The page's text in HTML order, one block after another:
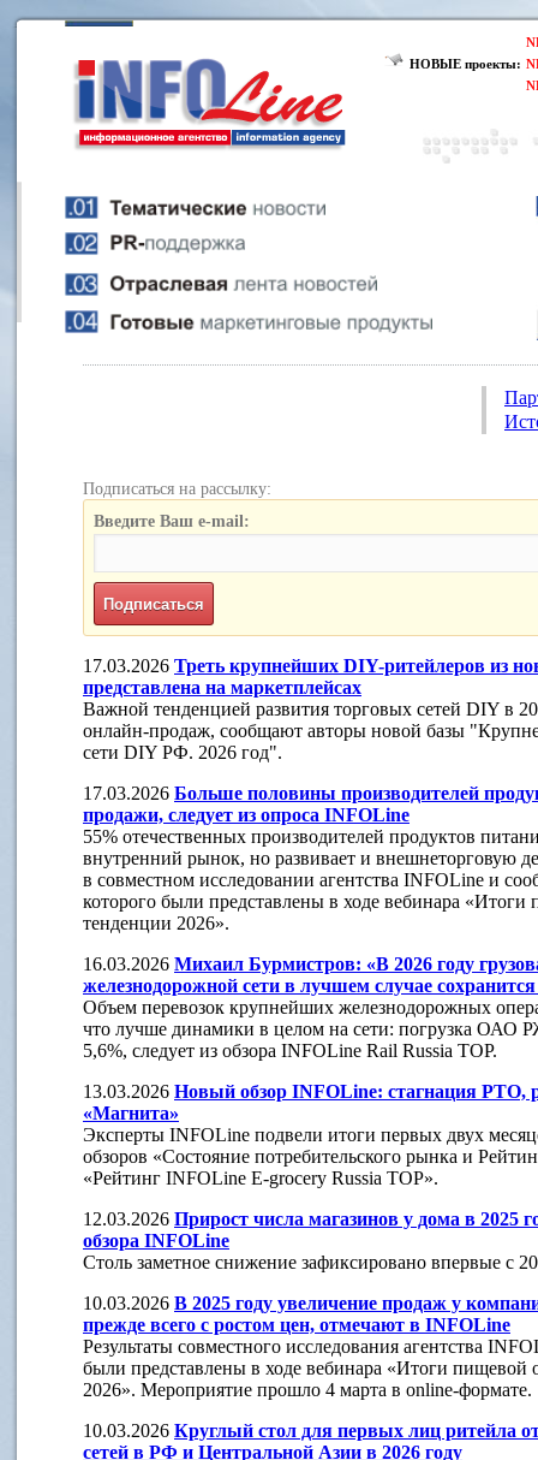
НОВЫЕ проекты:
Подписаться на рассылку:
Введите Ваш e-mail:
17.03.2026 Треть крупнейших DIY-ритейлеров из
представлена на маркетплейсах
Важной тенденцией развития торговых сетей DIY в
онлайн-продаж, сообщают авторы новой базы
сети DIY РФ. 2026 год".
17.03.2026 Больше половины производителей
продажи, следует из опроса INFOLine
55% отечественных производителей продуктов
внутренний рынок, но развивает и внешнеторговую
в совместном исследовании агентства INFOLine и
которого были представлены в ходе вебинара
тенденции 2026».
16.03.2026 Михаил Бурмистров: «В 2026 году
железнодорожной сети в лучшем случае
Объем перевозок крупнейших железнодорожных
что лучше динамики в целом на сети: погрузка ОАО
5,6%, следует из обзора INFOLine Rail Russia TOР.
13.03.2026 Новый обзор INFOLine: стагнация РТО,
«Магнита»
Эксперты INFOLine подвели итоги первых двух
обзоров «Состояние потребительского рынка и
«Рейтинг INFOLine E-grocery Russia TOP».
12.03.2026 Прирост числа магазинов у дома в 2025
обзора INFOLine
Столь заметное снижение зафиксировано впервые с
10.03.2026 В 2025 году увеличение продаж у
прежде всего с ростом цен, отмечают в INFOLine
Результаты совместного исследования агентства
были представлены в ходе вебинара «Итоги пищевой
2026». Мероприятие прошло 4 марта в online-формате.
10.03.2026 Круглый стол для первых лиц ритейла
сетей в РФ и Центральной Азии в 2026 году